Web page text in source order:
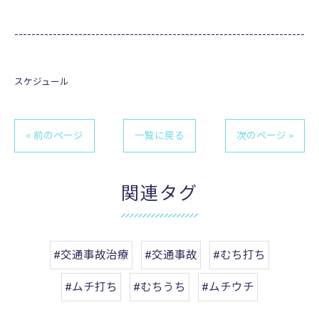
--------------------------------------------------------------------
スケジュール
< 前のページ 一覧に戻る 次のページ >
関連タグ
#交通事故治療 #交通事故 #むち打ち
#ムチ打ち #むちうち #ムチウチ